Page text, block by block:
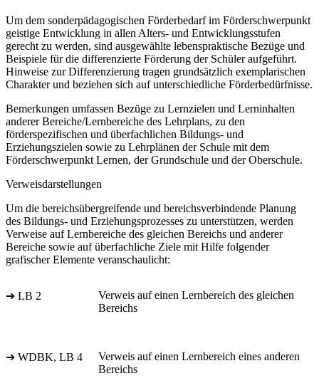
Um dem sonderpädagogischen Förderbedarf im Förderschwerpunkt
geistige Entwicklung in allen Alters- und Entwicklungsstufen
gerecht zu werden, sind ausgewählte lebenspraktische Bezüge und
Beispiele für die differenzierte Förderung der Schüler aufgeführt.
Hinweise zur Differenzierung tragen grundsätzlich exemplarischen
Charakter und beziehen sich auf unterschiedliche Förderbedürfnisse.
Bemerkungen umfassen Bezüge zu Lernzielen und Lerninhalten
anderer Bereiche/Lernbereiche des Lehrplans, zu den
förderspezifischen und überfachlichen Bildungs- und
Erziehungszielen sowie zu Lehrplänen der Schule mit dem
Förderschwerpunkt Lernen, der Grundschule und der Oberschule.
Verweisdarstellungen
Um die bereichsübergreifende und bereichsverbindende Planung
des Bildungs- und Erziehungsprozesses zu unterstützen, werden
Verweise auf Lernbereiche des gleichen Bereichs und anderer
Bereiche sowie auf überfachliche Ziele mit Hilfe folgender
grafischer Elemente veranschaulicht:
➔ LB 2
Verweis auf einen Lernbereich des gleichen
Bereichs
➔ WDBK, LB 4
Verweis auf einen Lernbereich eines anderen
Bereichs